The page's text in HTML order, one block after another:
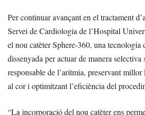
Per continuar avançant en el tractament
Servei de Cardiologia de l’Hospital
el nou catèter Sphere-360, una tecnologia
dissenyada per actuar de manera
responsable de l’arítmia, preservant millor
al cor i optimitzant l’eficiència del
“La incorporació del nou catèter ens